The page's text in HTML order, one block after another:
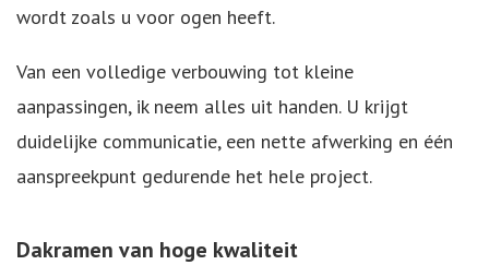
wordt zoals u voor ogen heeft.
Van een volledige verbouwing tot kleine
aanpassingen, ik neem alles uit handen. U krijgt
duidelijke communicatie, een nette afwerking en één
aanspreekpunt gedurende het hele project.
Dakramen van hoge kwaliteit